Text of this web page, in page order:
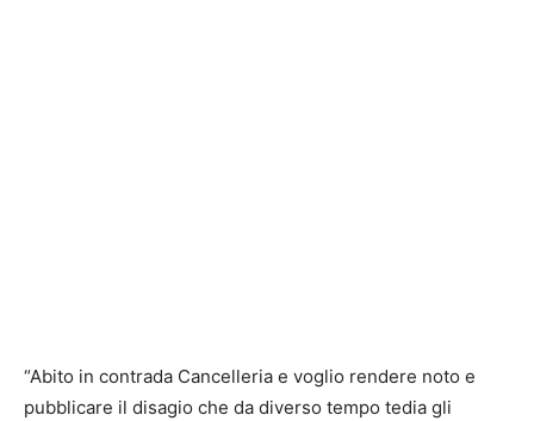
“Abito in contrada Cancelleria e voglio rendere noto e
pubblicare il disagio che da diverso tempo tedia gli